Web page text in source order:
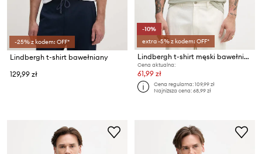
-25% z kodem: OFF*
Lindbergh t-shirt bawełniany
129,99 zł
-10%
extra -5% z kodem: OFF*
Lindbergh t-shirt męski bawełniany
Cena aktualna:
61,99 zł
Cena regularna:109,99 zł
Najniższa cena:68,99 zł